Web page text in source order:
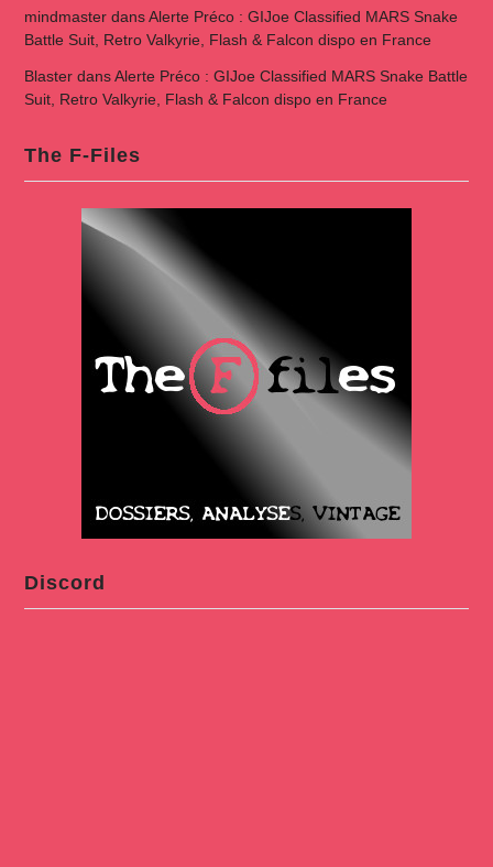
mindmasterdansAlerte Préco : GIJoe Classified MARS Snake
Battle Suit, Retro Valkyrie, Flash & Falcon dispo en France
BlasterdansAlerte Préco : GIJoe Classified MARS Snake Battle
Suit, Retro Valkyrie, Flash & Falcon dispo en France
The F-Files
Discord